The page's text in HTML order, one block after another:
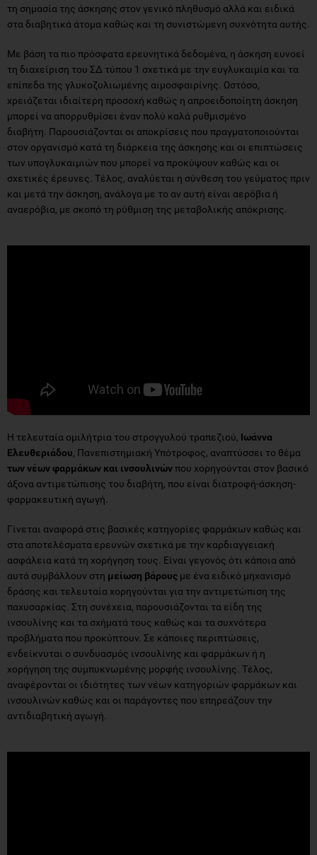
τη σημασία της άσκησης στον γενικό πληθυσμό αλλά και ειδικά
στα διαβητικά άτομα καθώς και τη συνιστώμενη συχνότητα αυτής.
Με βάση τα πιο πρόσφατα ερευνητικά δεδομένα, η άσκηση ευνοεί
τη διαχείριση του ΣΔ τύπου 1 σχετικά με την ευγλυκαιμία και τα
επίπεδα της γλυκοζυλιωμένης αιμοσφαιρίνης. Ωστόσο,
χρειάζεται ιδιαίτερη προσοχή καθώς η απροειδοποίητη άσκηση
μπορεί να απορρυθμίσει έναν πολύ καλά ρυθμισμένο
διαβήτη. Παρουσιάζονται οι αποκρίσεις που πραγματοποιούνται
στον οργανισμό κατά τη διάρκεια της άσκησης και οι επιπτώσεις
των υπογλυκαιμιών που μπορεί να προκύψουν καθώς και οι
σχετικές έρευνες. Τέλος, αναλύεται η σύνθεση του γεύματος πριν
και μετά την άσκηση, ανάλογα με το αν αυτή είναι αερόβια ή
αναερόβια, με σκοπό τη ρύθμιση της μεταβολικής απόκρισης.
Η τελευταία ομιλήτρια του στρογγυλού τραπεζιού, Ιωάννα
Ελευθεριάδου, Πανεπιστημιακή Υπότροφος, αναπτύσσει το θέμα
των νέων φαρμάκων και ινσουλινώνπου χορηγούνται στον βασικό
άξονα αντιμετώπισης του διαβήτη, που είναι διατροφή-άσκηση-
φαρμακευτική αγωγή.
Γίνεται αναφορά στις βασικές κατηγορίες φαρμάκων καθώς και
στα αποτελέσματα ερευνών σχετικά με την καρδιαγγειακή
ασφάλεια κατά τη χορήγηση τους. Είναι γεγονός ότι κάποια από
αυτά συμβάλλουν στη μείωση βάρους με ένα ειδικό μηχανισμό
δράσης και τελευταία χορηγούνται για την αντιμετώπιση της
παχυσαρκίας. Στη συνέχεια, παρουσιάζονται τα είδη της
ινσουλίνης και τα σχήματά τους καθώς και τα συχνότερα
προβλήματα που προκύπτουν. Σε κάποιες περιπτώσεις,
ενδείκνυται ο συνδυασμός ινσουλίνης και φαρμάκων ή η
χορήγηση της συμπυκνωμένης μορφής ινσουλίνης. Τέλος,
αναφέρονται οι ιδιότητες των νέων κατηγοριών φαρμάκων και
ινσουλινών καθώς και οι παράγοντες που επηρεάζουν την
αντιδιαβητική αγωγή.